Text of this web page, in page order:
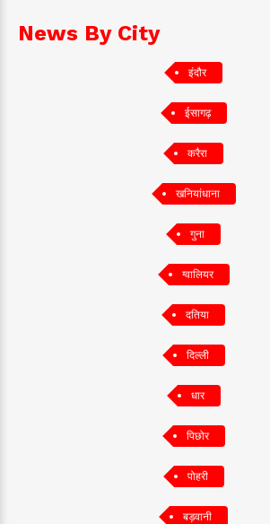
News By City
इंदौर
ईसागढ़
करैरा
खनियांधाना
गुना
ग्वालियर
दतिया
दिल्ली
धार
पिछोर
पोहरी
बड़वानी